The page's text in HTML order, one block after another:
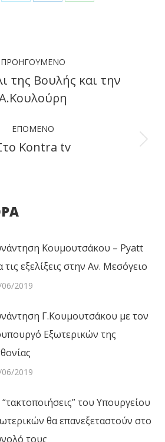
ΠΡΟΗΓΟΎΜΕΝΟ
Previous
post:
της Βουλής και την
ΕΠΌΜΕΝΟ
Next
Kontra tv
Κουμουτσάκου – Pyatt
τις εξελίξεις στην Αν. Μεσόγειο
2019
Γ.Κουμουτσάκου με τον
Εξωτερικών της
2019
του Υπουργείου
θα επανεξεταστούν στο
τους